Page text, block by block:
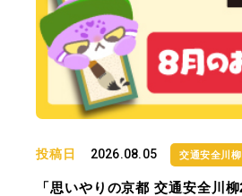
投稿日 2026.08.05 交通安全川柳
「思いやりの京都 交通安全川